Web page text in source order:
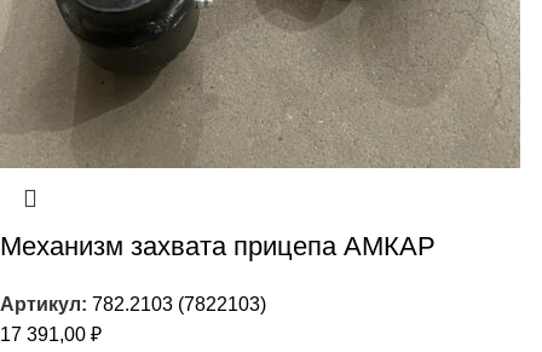
Механизм захвата прицепа АМКАР
Артикул: 782.2103 (7822103)
17 391,00 ₽